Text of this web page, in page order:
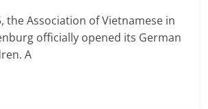
the Association of Vietnamese in
officially opened its German
A